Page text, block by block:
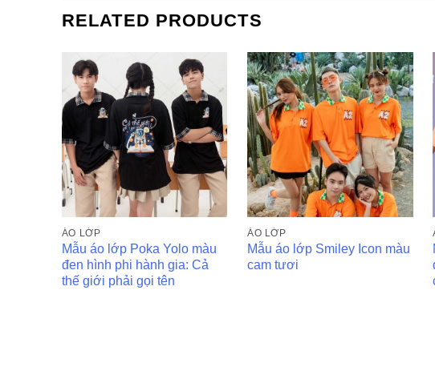
RELATED PRODUCTS
ÁO LỚP
Mẫu áo lớp Poka Yolo màu
đen hình phi hành gia: Cả
thế giới phải gọi tên
ÁO LỚP
Mẫu áo lớp Smiley Icon màu
cam tươi